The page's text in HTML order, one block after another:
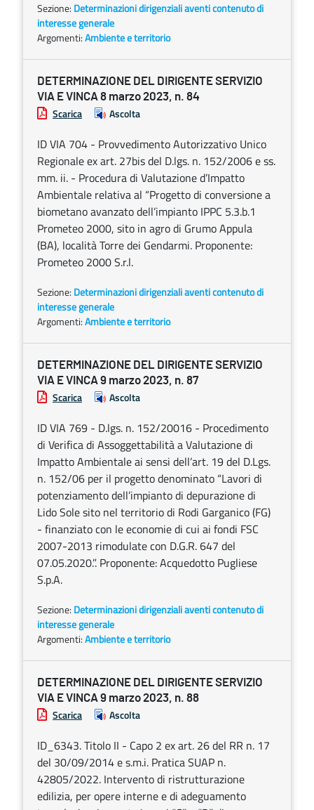
Sezione: Determinazioni dirigenziali aventi contenuto di
interesse generale
Argomenti:Ambiente e territorio
DETERMINAZIONE DEL DIRIGENTE SERVIZIO
VIA E VINCA 8 marzo 2023, n. 84
Scarica Ascolta
ID VIA 704 - Provvedimento Autorizzativo Unico
Regionale ex art. 27bis del D.lgs. n. 152/2006 e ss.
mm. ii. - Procedura di Valutazione d’Impatto
Ambientale relativa al “Progetto di conversione a
biometano avanzato dell’impianto IPPC 5.3.b.1
Prometeo 2000, sito in agro di Grumo Appula
(BA), località Torre dei Gendarmi. Proponente:
Prometeo 2000 S.r.l.
Sezione: Determinazioni dirigenziali aventi contenuto di
interesse generale
Argomenti:Ambiente e territorio
DETERMINAZIONE DEL DIRIGENTE SERVIZIO
VIA E VINCA 9 marzo 2023, n. 87
Scarica Ascolta
ID VIA 769 - D.lgs. n. 152/20016 - Procedimento
di Verifica di Assoggettabilità a Valutazione di
Impatto Ambientale ai sensi dell’art. 19 del D.Lgs.
n. 152/06 per il progetto denominato “Lavori di
potenziamento dell’impianto di depurazione di
Lido Sole sito nel territorio di Rodi Garganico (FG)
- finanziato con le economie di cui ai fondi FSC
2007-2013 rimodulate con D.G.R. 647 del
07.05.2020.”. Proponente: Acquedotto Pugliese
S.p.A.
Sezione: Determinazioni dirigenziali aventi contenuto di
interesse generale
Argomenti:Ambiente e territorio
DETERMINAZIONE DEL DIRIGENTE SERVIZIO
VIA E VINCA 9 marzo 2023, n. 88
Scarica Ascolta
ID_6343. Titolo II - Capo 2 ex art. 26 del RR n. 17
del 30/09/2014 e s.m.i. Pratica SUAP n.
42805/2022. Intervento di ristrutturazione
edilizia, per opere interne e di adeguamento